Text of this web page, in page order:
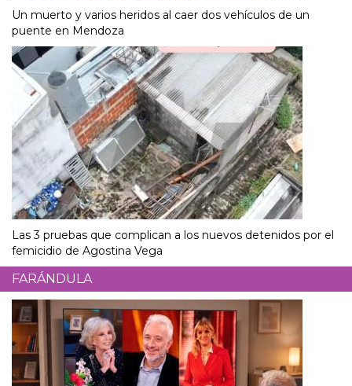
Un muerto y varios heridos al caer dos vehículos de un
puente en Mendoza
Las 3 pruebas que complican a los nuevos detenidos por el
femicidio de Agostina Vega
FARÁNDULA